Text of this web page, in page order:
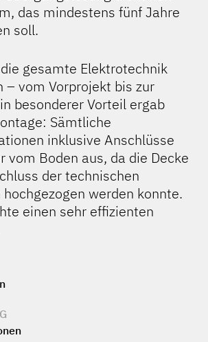
das mindestens fünf Jahre
soll.
gesamte Elektrotechnik
vom Vorprojekt bis zur
besonderer Vorteil ergab
Sämtliche
inklusive Anschlüsse
vom Boden aus, da die Decke
der technischen
werden konnte.
einen sehr effizienten